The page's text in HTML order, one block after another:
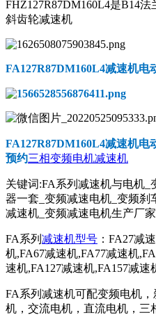
FHZ127R87DM160L4是B14
斜齿轮减速机
FA127R87DM160L4减速机电
FA127R87DM160L4减速机电
预约三相变频电机减速机
关键词:FA系列减速机与电机_
器一套_变频减速电机_变频
减速机_变频减速电机生产厂家
FA系列 减速机型号 ：FA27减
机,FA67减速机,FA77减速机
速机,FA127减速机,FA157减速
FA系列减速机可配变频电机
机，交流电机，直流电机，三